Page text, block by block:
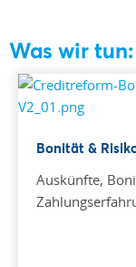
Was wir
Bonität &
Auskünfte,